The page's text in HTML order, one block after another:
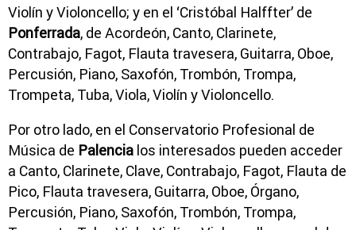
Violín y Violoncello; y en el ‘Cristóbal Halffter’ de
Ponferrada, de Acordeón, Canto, Clarinete,
Contrabajo, Fagot, Flauta travesera, Guitarra, Oboe,
Percusión, Piano, Saxofón, Trombón, Trompa,
Trompeta, Tuba, Viola, Violín y Violoncello.
Por otro lado, en el Conservatorio Profesional de
Música de Palencia los interesados pueden acceder
a Canto, Clarinete, Clave, Contrabajo, Fagot, Flauta de
Pico, Flauta travesera, Guitarra, Oboe, Órgano,
Percusión, Piano, Saxofón, Trombón, Trompa,